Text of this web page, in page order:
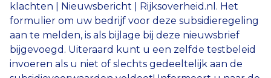
klachten | Nieuwsbericht | Rijksoverheid.nl. Het
formulier om uw bedrijf voor deze subsidieregeling
aan te melden, is als bijlage bij deze nieuwsbrief
bijgevoegd. Uiteraard kunt u een zelfde testbeleid
invoeren als u niet of slechts gedeeltelijk aan de